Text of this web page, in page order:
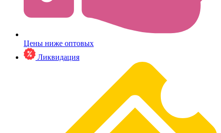
Цены ниже оптовых
Ликвидация